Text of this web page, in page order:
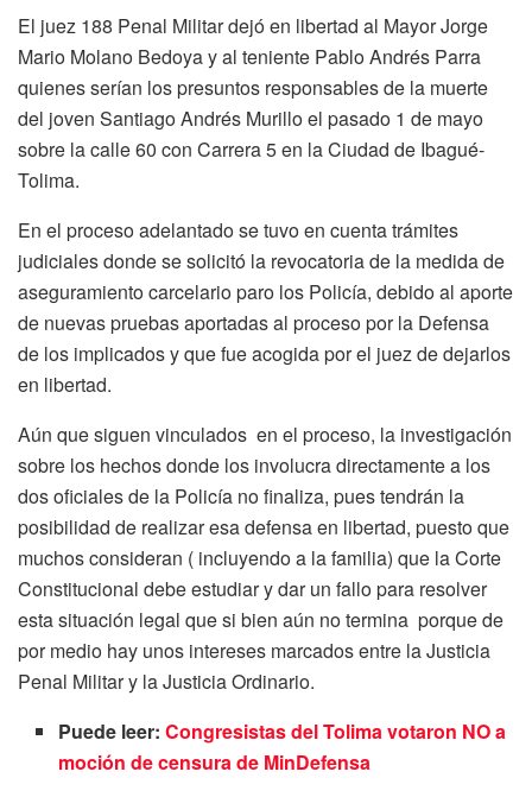
El juez 188 Penal Militar dejó en libertad al Mayor Jorge
Mario Molano Bedoya y al teniente Pablo Andrés Parra
quienes serían los presuntos responsables de la muerte
del joven Santiago Andrés Murillo el pasado 1 de mayo
sobre la calle 60 con Carrera 5 en la Ciudad de Ibagué-
Tolima.
En el proceso adelantado se tuvo en cuenta trámites
judiciales donde se solicitó la revocatoria de la medida de
aseguramiento carcelario paro los Policía, debido al aporte
de nuevas pruebas aportadas al proceso por la Defensa
de los implicados y que fue acogida por el juez de dejarlos
en libertad.
Aún que siguen vinculados en el proceso, la investigación
sobre los hechos donde los involucra directamente a los
dos oficiales de la Policía no finaliza, pues tendrán la
posibilidad de realizar esa defensa en libertad, puesto que
muchos consideran ( incluyendo a la familia) que la Corte
Constitucional debe estudiar y dar un fallo para resolver
esta situación legal que si bien aún no termina porque de
por medio hay unos intereses marcados entre la Justicia
Penal Militar y la Justicia Ordinario.
Puede leer:Congresistas del Tolima votaron NO a
moción de censura de MinDefensa